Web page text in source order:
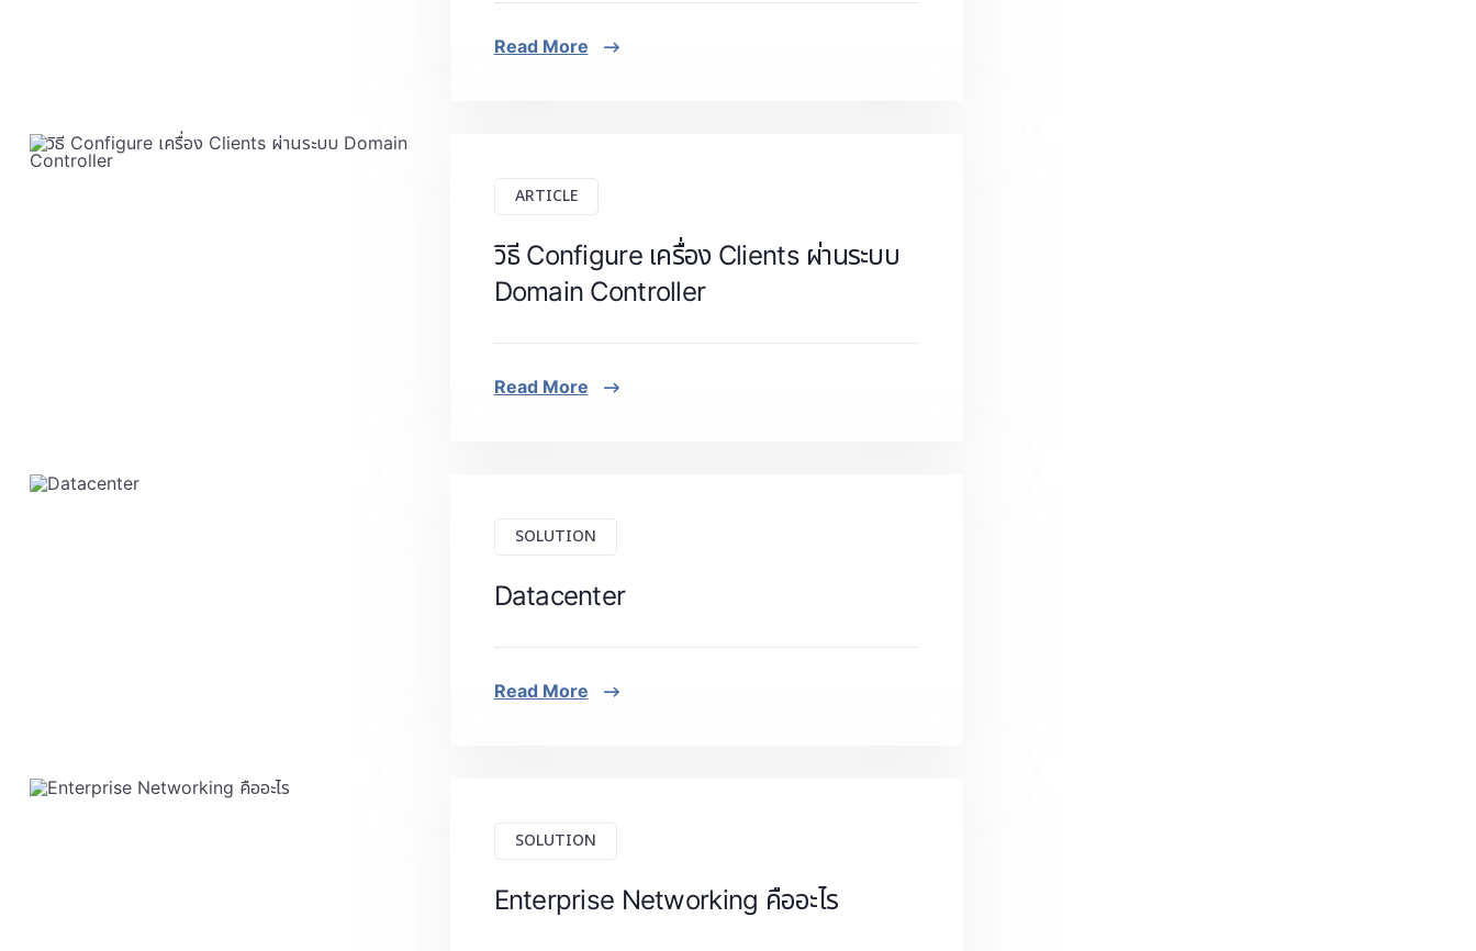
Read More
ARTICLE
วิธี Configure เครื่อง Clients ผ่านระบบ
Domain Controller
Read More
SOLUTION
Datacenter
Read More
SOLUTION
Enterprise Networking คืออะไร